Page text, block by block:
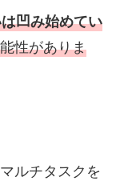
凹み始めてい
性がありま
ルチタスクを